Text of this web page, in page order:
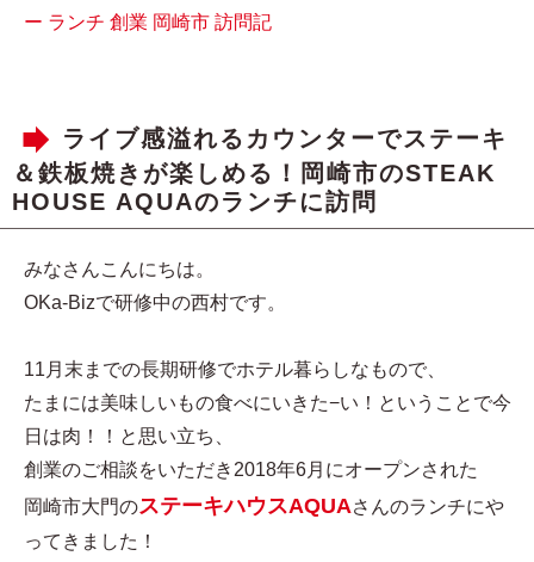
ー ランチ 創業 岡崎市 訪問記
ライブ感溢れるカウンターでステーキ
＆鉄板焼きが楽しめる！岡崎市のSTEAK
HOUSE AQUAのランチに訪問
みなさんこんにちは。
OKa-Bizで研修中の西村です。
11月末までの長期研修でホテル暮らしなもので、
たまには美味しいもの食べにいきた−い！ということで今
日は肉！！と思い立ち、
創業のご相談をいただき2018年6月にオープンされた
岡崎市大門のステーキハウスAQUAさんのランチにや
ってきました！